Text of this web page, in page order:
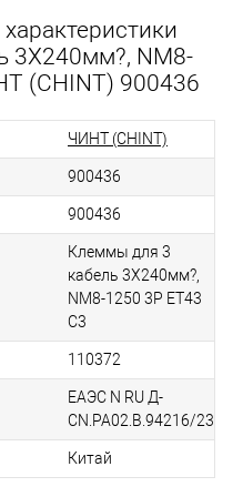
3X240мм?, NM8-
(CHINT) 900436
ЧИНТ (CHINT)
900436
900436
Клеммы для 3
кабель 3X240мм?,
NM8-1250 3P ET43
C3
110372
ЕАЭС N RU Д-
CN.РА02.В.94216/23
Китай